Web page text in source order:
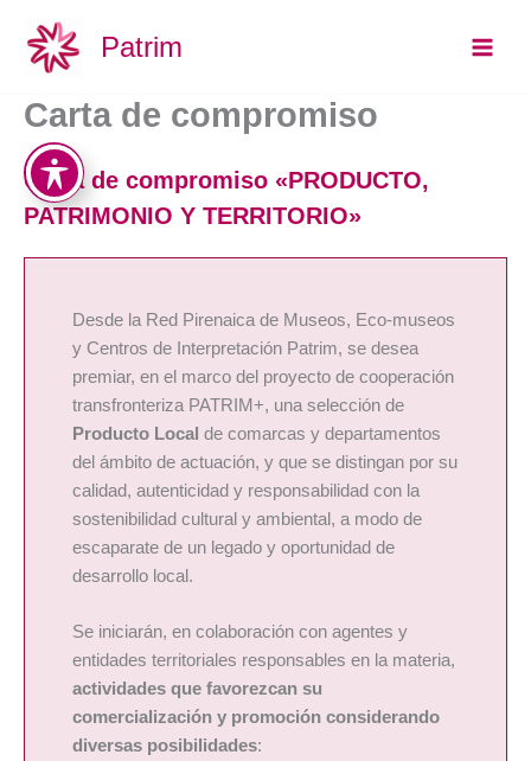
contenido
Patrim
Carta de compromiso
Carta de compromiso «PRODUCTO,
PATRIMONIO Y TERRITORIO»
Desde la Red Pirenaica de Museos, Eco-museos
y Centros de Interpretación Patrim, se desea
premiar, en el marco del proyecto de cooperación
transfronteriza PATRIM+, una selección de
Producto Local de comarcas y departamentos
del ámbito de actuación, y que se distingan por su
calidad, autenticidad y responsabilidad con la
sostenibilidad cultural y ambiental, a modo de
escaparate de un legado y oportunidad de
desarrollo local.
Se iniciarán, en colaboración con agentes y
entidades territoriales responsables en la materia,
actividades que favorezcan su
comercialización y promoción considerando
diversas posibilidades: